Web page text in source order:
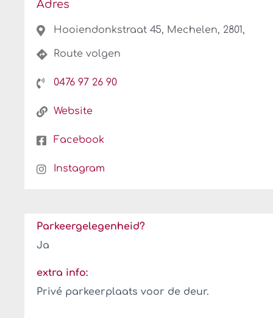
Adres
Hooiendonkstraat 45, Mechelen, 2801,
Route volgen
0476 97 26 90
Website
Facebook
Instagram
Parkeergelegenheid?
Ja
extra info:
Privé parkeerplaats voor de deur.